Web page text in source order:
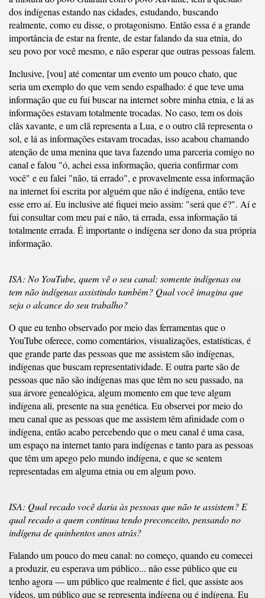
dos indígenas estando nas cidades, estudando, buscando
realmente, como eu disse, o protagonismo. Então essa é a grande
importância de estar na frente, de estar falando da sua etnia, do
seu povo por você mesmo, e não esperar que outras pessoas falem.
Inclusive, [vou] até comentar um evento um pouco chato, que
seria um exemplo do que vem sendo espalhado: é que teve uma
informação que eu fui buscar na internet sobre minha etnia, e lá as
informações estavam totalmente trocadas. No caso, tem os dois
clãs xavante, e um clã representa a Lua, e o outro clã representa o
sol, e lá as informações estavam trocadas, isso acabou chamando
atenção de uma menina que tava fazendo uma parceria comigo no
canal e falou "ó, achei essa informação, queria confirmar com
você" e eu falei "não, tá errado", e provavelmente essa informação
na internet foi escrita por alguém que não é indígena, então teve
esse erro aí. Eu inclusive até fiquei meio assim: "será que é?". Aí e
fui consultar com meu pai e não, tá errada, essa informação tá
totalmente errada. É importante o indígena ser dono da sua própria
informação.
ISA: No YouTube, quem vê o seu canal: somente indígenas ou
tem não indígenas assistindo também? Qual você imagina que
seja o alcance do seu trabalho?
O que eu tenho observado por meio das ferramentas que o
YouTube oferece, como comentários, visualizações, estatísticas, é
que grande parte das pessoas que me assistem são indígenas,
indígenas que buscam representatividade. E outra parte são de
pessoas que não são indígenas mas que têm no seu passado, na
sua árvore genealógica, algum momento em que teve algum
indígena ali, presente na sua genética. Eu observei por meio do
meu canal que as pessoas que me assistem têm afinidade com o
indígena, então acabo percebendo que o meu canal é uma casa,
um espaço na internet tanto para indígenas e tanto para as pessoas
que têm um apego pelo mundo indígena, e que se sentem
representadas em alguma etnia ou em algum povo.
ISA: Qual recado você daria às pessoas que não te assistem? E
qual recado a quem continua tendo preconceito, pensando no
indígena de quinhentos anos atrás?
Falando um pouco do meu canal: no começo, quando eu comecei
a produzir, eu esperava um público... não esse público que eu
tenho agora — um público que realmente é fiel, que assiste aos
vídeos, um público que se representa indígena ou é indígena. Eu